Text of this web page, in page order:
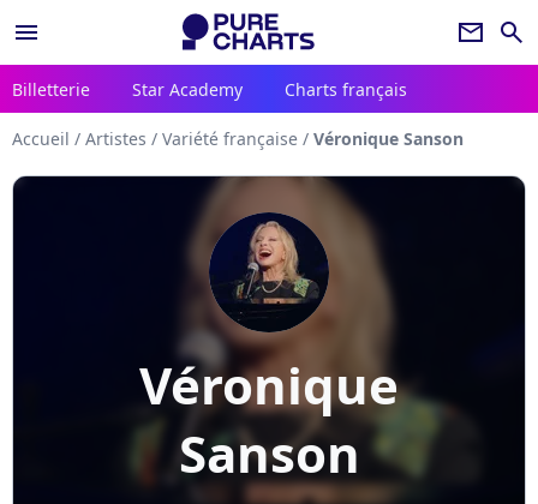
menu newsletter search
Billetterie Star Academy Charts français
Accueil / Artistes / Variété française / Véronique Sanson
Véronique
Sanson